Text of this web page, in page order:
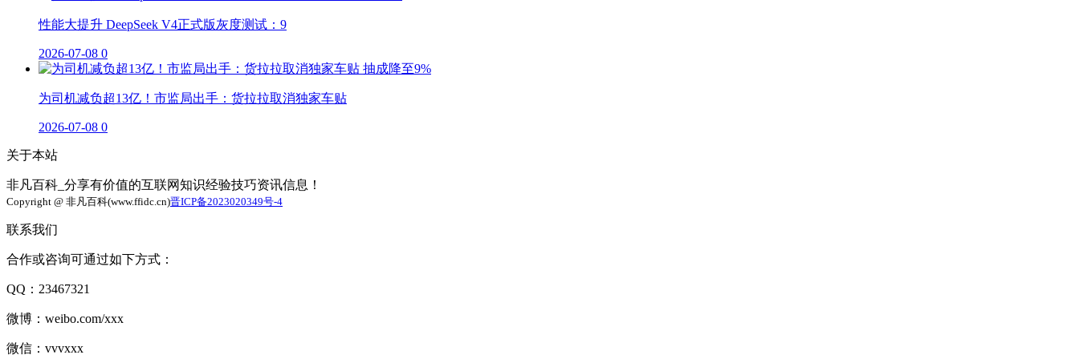
性能大提升 DeepSeek V4正式版灰度测试：9
2026-07-08 0
为司机减负超13亿！市监局出手：货拉拉取消独家车贴
2026-07-08 0
关于本站
非凡百科_分享有价值的互联网知识经验技巧资讯信息！
Copyright @ 非凡百科(www.ffidc.cn)晋ICP备2023020349号-4
联系我们
合作或咨询可通过如下方式：
QQ：23467321
微博：weibo.com/xxx
微信：vvvxxx